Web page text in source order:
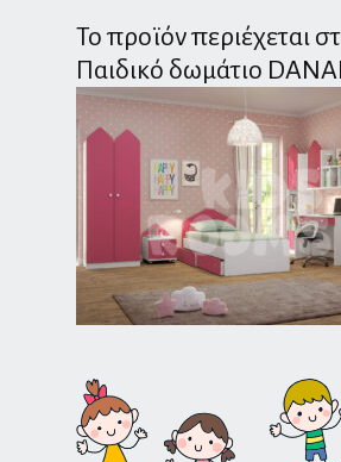
Το προϊόν περιέχεται
Παιδικό δωμάτιο